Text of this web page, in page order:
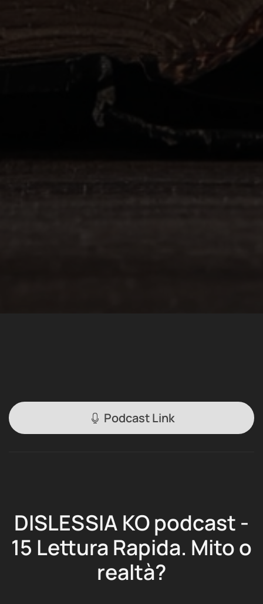
Podcast Link
DISLESSIA KO podcast -
15 Lettura Rapida. Mito o
realtà?